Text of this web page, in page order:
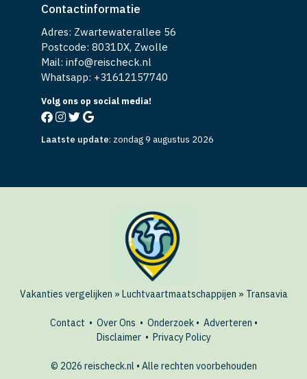
Contactinformatie
Adres: Zwartewaterallee 56
Postcode: 8031DX, Zwolle
Mail: info@reischeck.nl
Whatsapp: +31612157740
Volg ons op social media!
Laatste update: zondag 9 augustus 2026
Vakanties vergelijken » Luchtvaartmaatschappijen » Transavia
Contact • Over Ons • Onderzoek• Adverteren •
Disclaimer• Privacy Policy
© 2026 reischeck.nl • Alle rechten voorbehouden